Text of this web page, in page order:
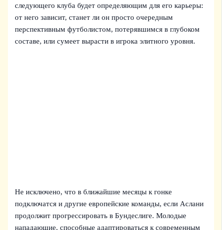
следующего клуба будет определяющим для его карьеры:
от него зависит, станет ли он просто очередным
перспективным футболистом, потерявшимся в глубоком
составе, или сумеет вырасти в игрока элитного уровня.
Не исключено, что в ближайшие месяцы к гонке
подключатся и другие европейские команды, если Аслани
продолжит прогрессировать в Бундеслиге. Молодые
нападающие, способные адаптироваться к современным